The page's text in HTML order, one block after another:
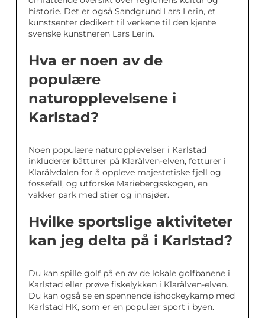
historie. Det er også Sandgrund Lars Lerin, et
kunstsenter dedikert til verkene til den kjente
svenske kunstneren Lars Lerin.
Hva er noen av de
populære
naturopplevelsene i
Karlstad?
Noen populære naturopplevelser i Karlstad
inkluderer båtturer på Klarälven-elven, fotturer i
Klarälvdalen for å oppleve majestetiske fjell og
fossefall, og utforske Mariebergsskogen, en
vakker park med stier og innsjøer.
Hvilke sportslige aktiviteter
kan jeg delta på i Karlstad?
Du kan spille golf på en av de lokale golfbanene i
Karlstad eller prøve fiskelykken i Klarälven-elven.
Du kan også se en spennende ishockeykamp med
Karlstad HK, som er en populær sport i byen.